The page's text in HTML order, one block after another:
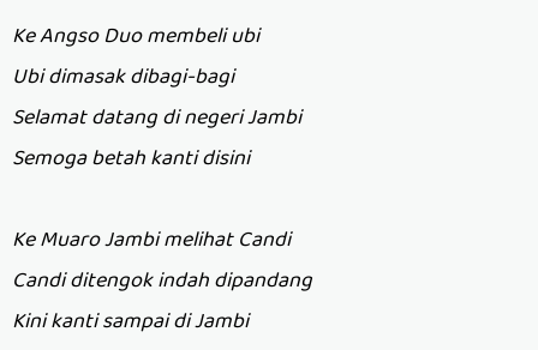
Ke Angso Duo membeli ubi
Ubi dimasak dibagi-bagi
Selamat datang di negeri Jambi
Semoga betah kanti disini
Ke Muaro Jambi melihat Candi
Candi ditengok indah dipandang
Kini kanti sampai di Jambi